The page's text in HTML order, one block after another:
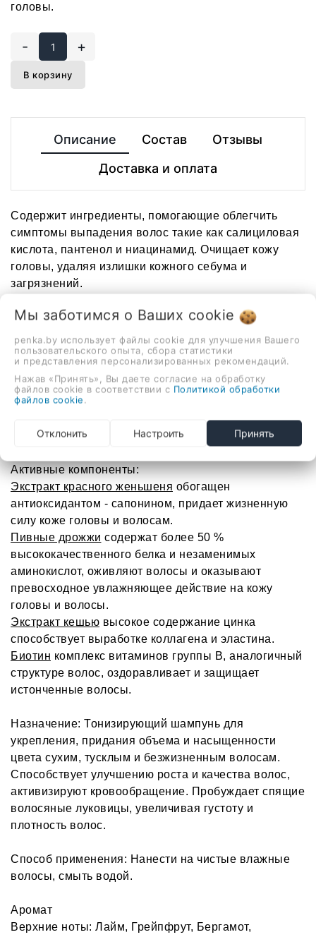
головы.
- +
В корзину
Описание Состав
Отзывы
Доставка и оплата
Содержит ингредиенты, помогающие облегчить
симптомы выпадения волос такие как салициловая
кислота, пантенол и ниацинамид. Очищает кожу
головы, удаляя излишки кожного себума и
загрязнений.
Компонент сапонина из экстракта корня женьшеня
глубоко питает кожу головы, помогая создать для
нее здоровую среду.
Экстракт пивных дрожжей повышает эластичность
волос, увлажняя сухую и шелушащуюся кожу
головы. содержит биотин, придающий волосам
мягкость и блеск.
Активные компоненты:
Экстракт красного женьшеня обогащен
антиоксидантом - сапонином, придает жизненную
силу коже головы и волосам.
Пивные дрожжи содержат более 50 %
высококачественного белка и незаменимых
аминокислот, оживляют волосы и оказывают
превосходное увлажняющее действие на кожу
головы и волосы.
Экстракт кешью высокое содержание цинка
способствует выработке коллагена и эластина.
Биотин комплекс витаминов группы В, аналогичный
структуре волос, оздоравливает и защищает
истонченные волосы.
Назначение: Тонизирующий шампунь для
укрепления, придания объема и насыщенности
цвета сухим, тусклым и безжизненным волосам.
Способствует улучшению роста и качества волос,
активизируют кровообращение. Пробуждает спящие
волосяные луковицы, увеличивая густоту и
плотность волос.
Способ применения: Нанести на чистые влажные
волосы, cмыть водой.
Аромат
Верхние ноты: Лайм, Грейпфрут, Бергамот,
Мы заботимся о Ваших cookie
penka.by использует файлы cookie для улучшения Вашего
пользовательского опыта, сбора статистики
и представления персонализированных рекомендаций.
Нажав «Принять», Вы даете согласие на обработку
файлов cookie в соответствии с Политикой обработки
файлов cookie.
Отклонить Настроить Принять